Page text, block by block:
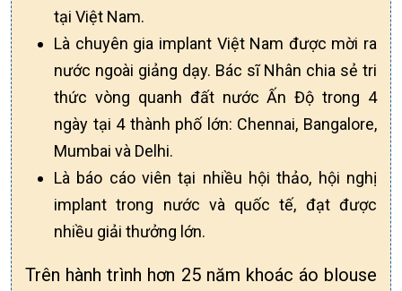
tại Việt Nam.
Là chuyên gia implant Việt Nam được mời ra
nước ngoài giảng dạy. Bác sĩ Nhân chia sẻ tri
thức vòng quanh đất nước Ấn Độ trong 4
ngày tại 4 thành phố lớn: Chennai, Bangalore,
Mumbai và Delhi.
Là báo cáo viên tại nhiều hội thảo, hội nghị
implant trong nước và quốc tế, đạt được
nhiều giải thưởng lớn.
Trên hành trình hơn 25 năm khoác áo blouse